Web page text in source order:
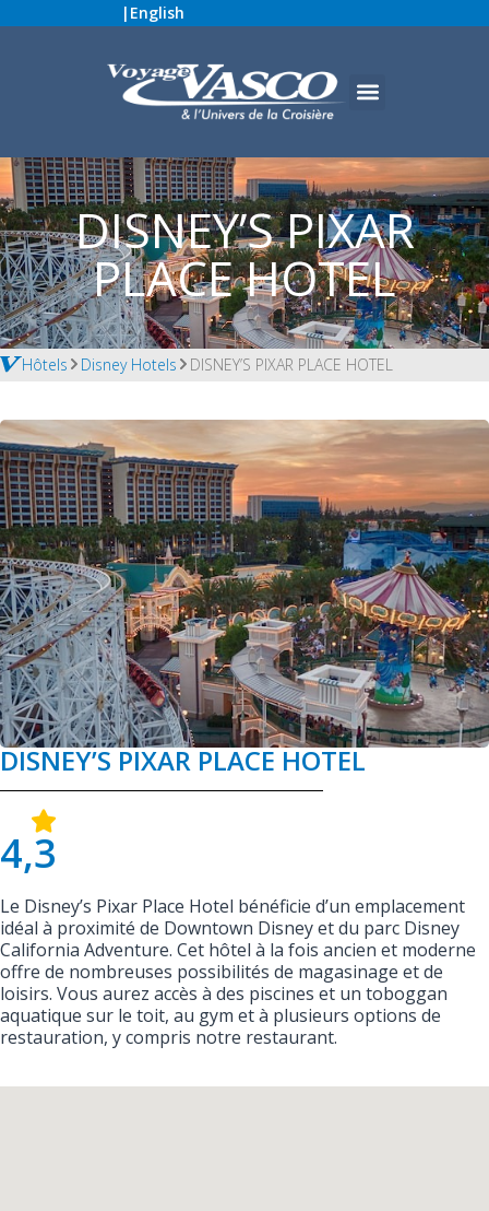
| English
DISNEY’S PIXAR
PLACE HOTEL
Hôtels Disney Hotels DISNEY’S PIXAR PLACE HOTEL
DISNEY’S PIXAR PLACE HOTEL
4,3
Le Disney’s Pixar Place Hotel bénéficie d’un emplacement
idéal à proximité de Downtown Disney et du parc Disney
California Adventure. Cet hôtel à la fois ancien et moderne
offre de nombreuses possibilités de magasinage et de
loisirs. Vous aurez accès à des piscines et un toboggan
aquatique sur le toit, au gym et à plusieurs options de
restauration, y compris notre restaurant.